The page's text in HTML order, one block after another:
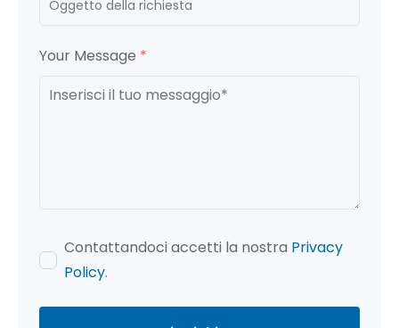
Your Message *
Contattandoci accetti la nostra Privacy
Policy.